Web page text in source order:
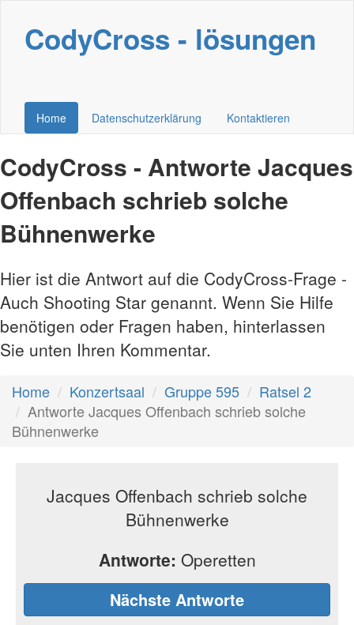
CodyCross - lösungen
Home Datenschutzerklärung Kontaktieren
CodyCross - Antworte Jacques
Offenbach schrieb solche
Bühnenwerke
Hier ist die Antwort auf die CodyCross-Frage -
Auch Shooting Star genannt. Wenn Sie Hilfe
benötigen oder Fragen haben, hinterlassen
Sie unten Ihren Kommentar.
Home Konzertsaal Gruppe 595
Ratsel 2
Antworte Jacques Offenbach schrieb solche
Bühnenwerke
Jacques Offenbach schrieb solche
Bühnenwerke
Antworte: Operetten
Nächste Antworte